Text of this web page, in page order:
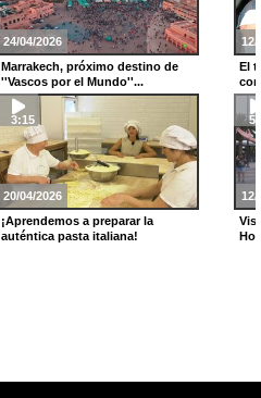
24/04/2026
Marrakech, próximo destino de
''Vascos por el Mundo''...
20/04/2026
3:15
¡Aprendemos a preparar la
auténtica pasta italiana!
12/
El
12/